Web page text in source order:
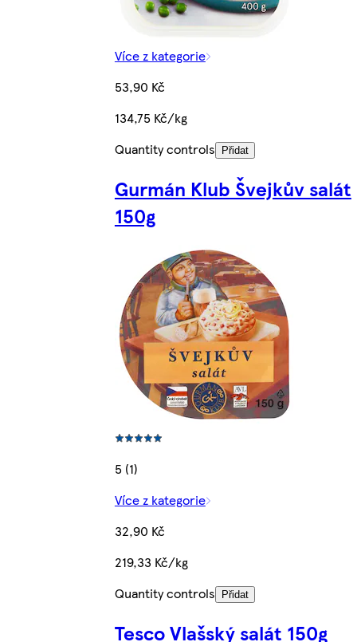
Více z kategorie
53,90 Kč
134,75 Kč/kg
Quantity controls
Přidat
Gurmán Klub Švejkův salát
150g
5 (1)
Více z kategorie
32,90 Kč
219,33 Kč/kg
Quantity controls
Přidat
Tesco Vlašský salát 150g